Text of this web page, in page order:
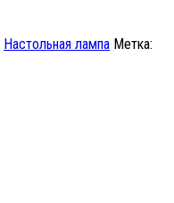
Настольная лампа Метка: